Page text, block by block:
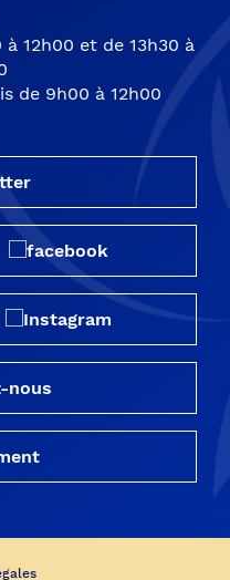
12h00 et de 13h30 à
de 9h00 à 12h00
nous